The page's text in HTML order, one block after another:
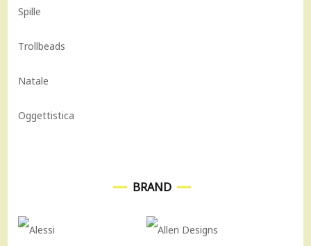
Spille
Trollbeads
Natale
Oggettistica
BRAND